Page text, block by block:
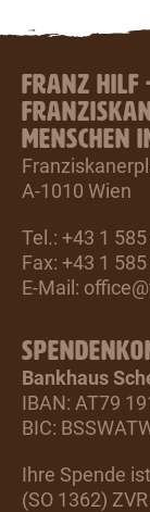
FRANZ HILF
MENSCHEN
A-1010 Wien
Tel.: +43 1
Fax: +43 1
E-Mail:
Bankhaus
IBAN: AT79
BIC:
Ihre Spende
(SO 1362)